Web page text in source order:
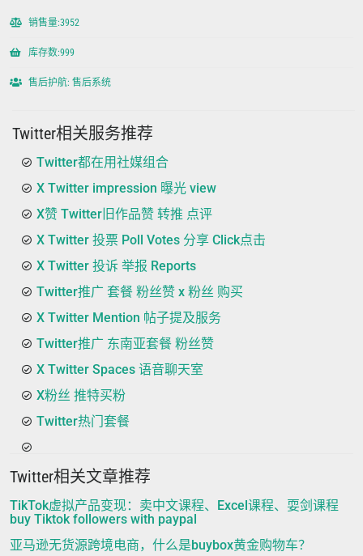
销售量:3952
库存数:999
售后护航: 售后系统
Twitter相关服务推荐
Twitter都在用社媒组合
X Twitter impression 曝光 view
X赞 Twitter旧作品赞 转推 点评
X Twitter 投票 Poll Votes 分享 Click点击
X Twitter 投诉 举报 Reports
Twitter推广 套餐 粉丝赞 x 粉丝 购买
X Twitter Mention 帖子提及服务
Twitter推广 东南亚套餐 粉丝赞
X Twitter Spaces 语音聊天室
X粉丝 推特买粉
Twitter热门套餐
Twitter相关文章推荐
TikTok虚拟产品变现：卖中文课程、Excel课程、耍剑课程
buy Tiktok followers with paypal
亚马逊无货源跨境电商，什么是buybox黄金购物车？